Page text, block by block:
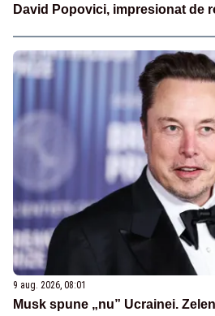
David Popovici, impresionat de
9 aug. 2026, 08:01
Musk spune „nu” Ucrainei.